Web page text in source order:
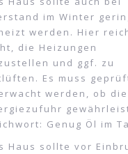
im Winter
werden. Hier
die Heizungen
und ggf. zu
Es muss
werden, ob die
Genug Öl im
Haus sollte vor